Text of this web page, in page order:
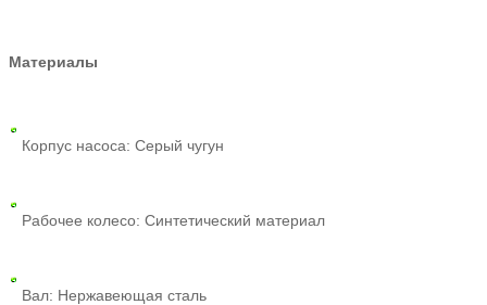
Материалы
Корпус насоса: Серый чугун
Рабочее колесо: Синтетический материал
Вал: Нержавеющая сталь